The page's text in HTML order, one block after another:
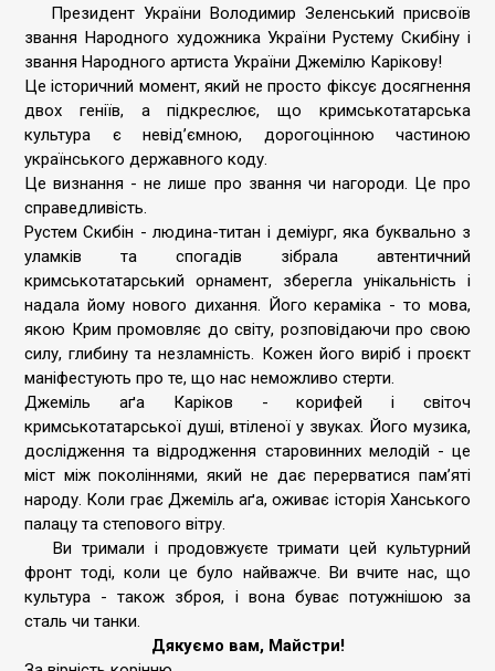
Президент України Володимир Зеленський присвоїв
звання Народного художника України Рустему Скибіну і
звання Народного артиста України Джемілю Карікову!
Це історичний момент, який не просто фіксує досягнення
двох геніїв, а підкреслює, що кримськотатарська
культура є невід’ємною, дорогоцінною частиною
українського державного коду.
Це визнання - не лише про звання чи нагороди. Це про
справедливість.
Рустем Скибін - людина-титан і деміург, яка буквально з
уламків та спогадів зібрала автентичний
кримськотатарський орнамент, зберегла унікальність і
надала йому нового дихання. Його кераміка - то мова,
якою Крим промовляє до світу, розповідаючи про свою
силу, глибину та незламність. Кожен його виріб і проєкт
маніфестують про те, що нас неможливо стерти.
Джеміль аґа Каріков - корифей і світоч
кримськотатарської душі, втіленої у звуках. Його музика,
дослідження та відродження старовинних мелодій - це
міст між поколіннями, який не дає перерватися памʼяті
народу. Коли грає Джеміль аґа, оживає історія Ханського
палацу та степового вітру.
Ви тримали і продовжуєте тримати цей культурний
фронт тоді, коли це було найважче. Ви вчите нас, що
культура - також зброя, і вона буває потужнішою за
сталь чи танки.
Дякуємо вам, Майстри!